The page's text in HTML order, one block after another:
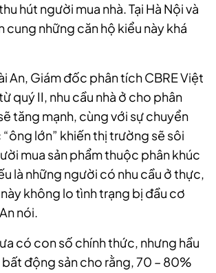
hút người mua nhà. Tại Hà Nội và
cung những căn hộ kiểu này khá
An, Giám đốc phân tích CBRE Việt
quý II, nhu cầu nhà ở cho phân
tăng mạnh, cùng với sự chuyển
lớn” khiến thị trường sẽ sôi
mua sản phẩm thuộc phân khúc
là những người có nhu cầu ở thực,
không lo tình trạng bị đầu cơ
nói.
có con số chính thức, nhưng hầu
động sản cho rằng, 70 – 80%